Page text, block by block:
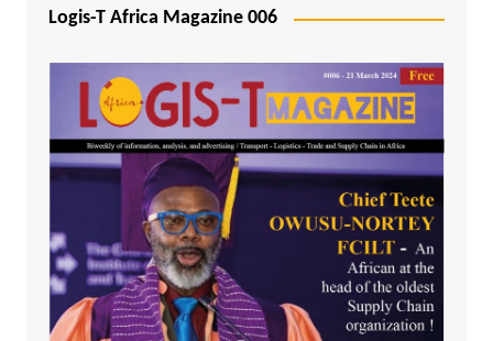
Logis-T Africa Magazine 006